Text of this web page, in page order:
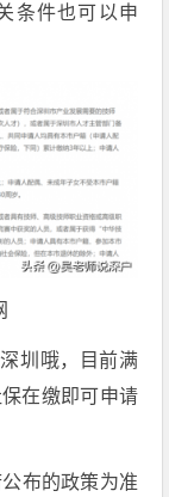
条件也可以申
圳哦，目前满
在缴即可申请
布的政策为准